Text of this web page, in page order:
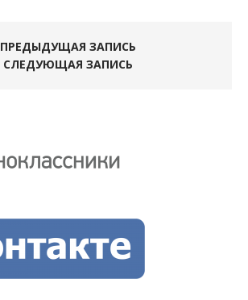
ПРЕДЫДУЩАЯ ЗАПИСЬ
СЛЕДУЮЩАЯ ЗАПИСЬ